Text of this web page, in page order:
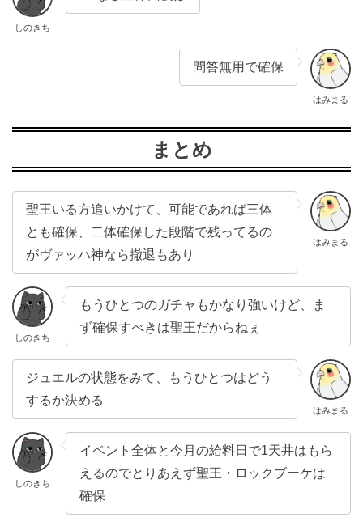
しのきち
はみまる
問答無用で確保
まとめ
はみまる
聖王いる方追いかけて、可能であれば三体
とも確保、二体確保した段階で残ってるの
がヴァッハ神なら撤退もあり
しのきち
もうひとつのガチャもかなり強いけど、ま
ず確保すべきは聖王だからねぇ
はみまる
ジュエルの状態をみて、もうひとつはどう
するか決める
しのきち
イベント全体と今月の給料日で1天井はもら
えるのでとりあえず聖王・ロックブーケは
確保